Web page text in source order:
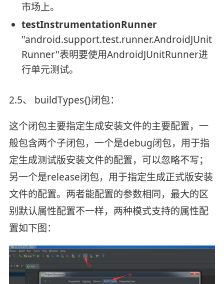
市场上。
testInstrumentationRunner
"android.support.test.runner.AndroidJUnit
Runner"表明要使用AndroidJUnitRunner进
行单元测试。
2.5、 buildTypes{}闭包：
这个闭包主要指定生成安装文件的主要配置，一
般包含两个子闭包，一个是debug闭包，用于指
定生成测试版安装文件的配置，可以忽略不写；
另一个是release闭包，用于指定生成正式版安装
文件的配置。两者能配置的参数相同，最大的区
别默认属性配置不一样，两种模式支持的属性配
置如下图：